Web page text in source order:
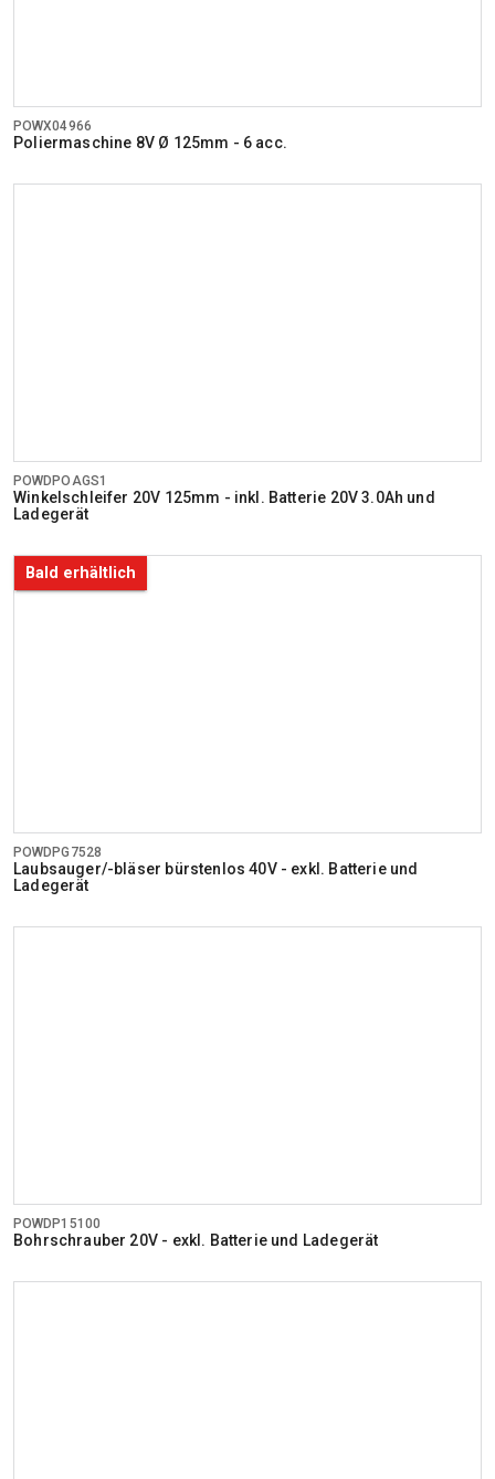
POWX04966
Poliermaschine 8V Ø 125mm - 6 acc.
POWDPOAGS1
Winkelschleifer 20V 125mm - inkl. Batterie 20V 3.0Ah und
Ladegerät
Bald erhältlich
POWDPG7528
Laubsauger/-bläser bürstenlos 40V - exkl. Batterie und
Ladegerät
POWDP15100
Bohrschrauber 20V - exkl. Batterie und Ladegerät